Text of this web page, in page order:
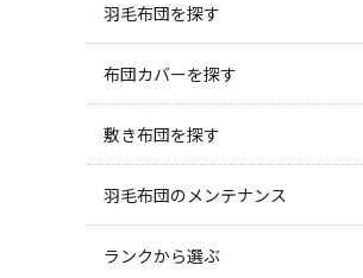
羽毛布団を探す
布団カバーを探す
敷き布団を探す
羽毛布団のメンテナンス
ランクから選ぶ